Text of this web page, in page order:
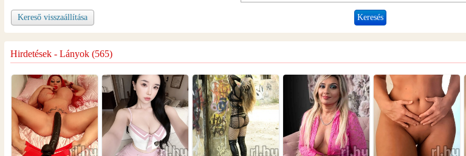
Kereső visszaállítása
Hirdetések - Lányok (565)